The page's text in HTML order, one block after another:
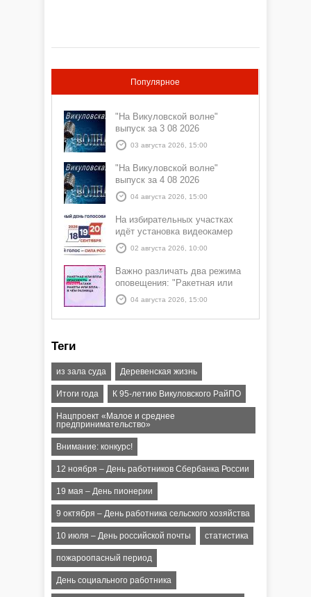
Популярное
"На Викуловской волне"
выпуск за 3 08 2026
03 августа 2026, 15:00
"На Викуловской волне"
выпуск за 4 08 2026
04 августа 2026, 15:00
На избирательных участках
идёт установка видеокамер
02 августа 2026, 10:00
Важно различать два режима
оповещения: "Ракетная или
БПЛА опасность" и "Угроза
атаки ракеты или БПЛА"
04 августа 2026, 15:00
Теги
из зала суда Деревенская жизнь
Итоги года К 95-летию Викуловского РайПО
Нацпроект «Малое и среднее
предпринимательство»
Внимание: конкурс!
12 ноября – День работников Сбербанка России
19 мая – День пионерии
9 октября – День работника сельского хозяйства
10 июля – День российской почты статистика
пожароопасный период
День социального работника